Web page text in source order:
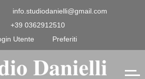
info.studiodanielli@gmail.com
+39 0362912510
Utente
Preferiti